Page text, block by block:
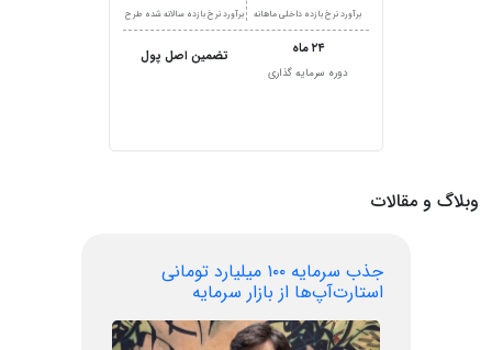
برآورد نرخ بازده داخلی ماهانه برآورد نرخ بازده سالانه شده طرح
۲۴ ماه
دوره سرمایه گذاری
تضمین اصل پول
وبلاگ و مقالات
جذب سرمایه ۱۰۰ میلیارد تومانی
استارت‌آپ‌ها از بازار سرمایه